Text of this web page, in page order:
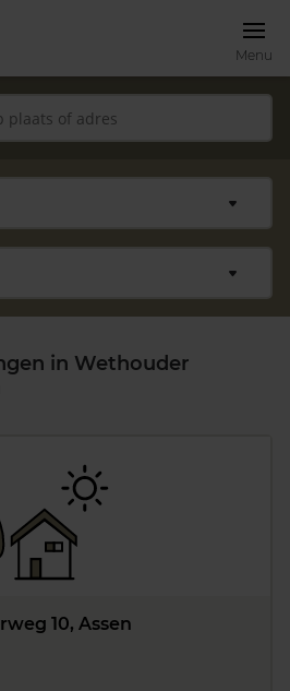
Menu
met ons op
in Wethouder
10, Assen